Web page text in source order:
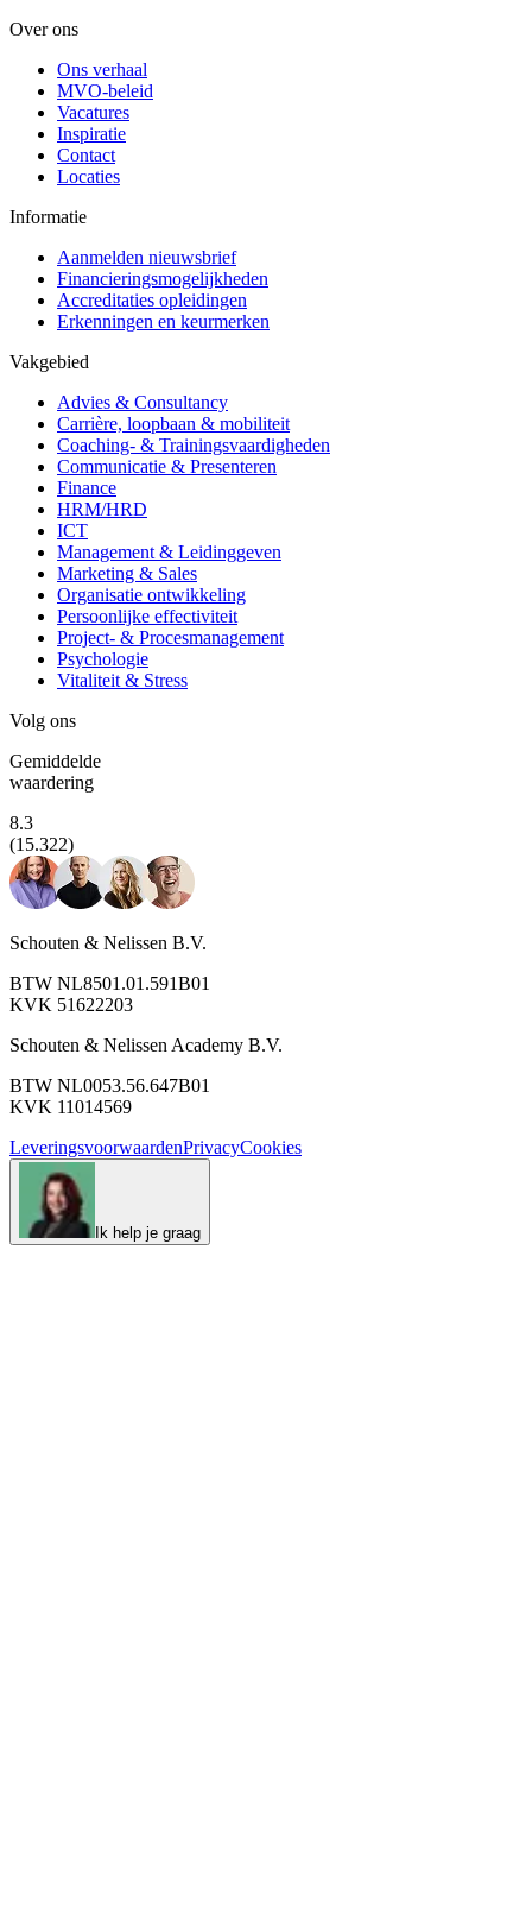
Over ons
Ons verhaal
MVO-beleid
Vacatures
Inspiratie
Contact
Locaties
Informatie
Aanmelden nieuwsbrief
Financieringsmogelijkheden
Accreditaties opleidingen
Erkenningen en keurmerken
Vakgebied
Advies & Consultancy
Carrière, loopbaan & mobiliteit
Coaching- & Trainingsvaardigheden
Communicatie & Presenteren
Finance
HRM/HRD
ICT
Management & Leidinggeven
Marketing & Sales
Organisatie ontwikkeling
Persoonlijke effectiviteit
Project- & Procesmanagement
Psychologie
Vitaliteit & Stress
Volg ons
Gemiddelde
waardering
8.3
(15.322)
Schouten & Nelissen B.V.
BTW NL8501.01.591B01
KVK 51622203
Schouten & Nelissen Academy B.V.
BTW NL0053.56.647B01
KVK 11014569
LeveringsvoorwaardenPrivacyCookies
Ik help je graag